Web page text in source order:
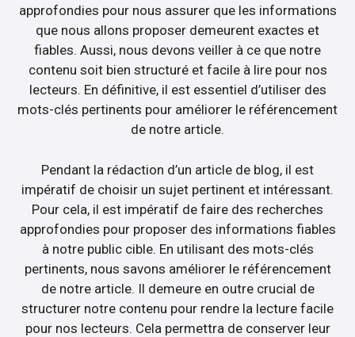
approfondies pour nous assurer que les informations
que nous allons proposer demeurent exactes et
fiables. Aussi, nous devons veiller à ce que notre
contenu soit bien structuré et facile à lire pour nos
lecteurs. En définitive, il est essentiel d’utiliser des
mots-clés pertinents pour améliorer le référencement
de notre article.
Pendant la rédaction d’un article de blog, il est
impératif de choisir un sujet pertinent et intéressant.
Pour cela, il est impératif de faire des recherches
approfondies pour proposer des informations fiables
à notre public cible. En utilisant des mots-clés
pertinents, nous savons améliorer le référencement
de notre article. Il demeure en outre crucial de
structurer notre contenu pour rendre la lecture facile
pour nos lecteurs. Cela permettra de conserver leur